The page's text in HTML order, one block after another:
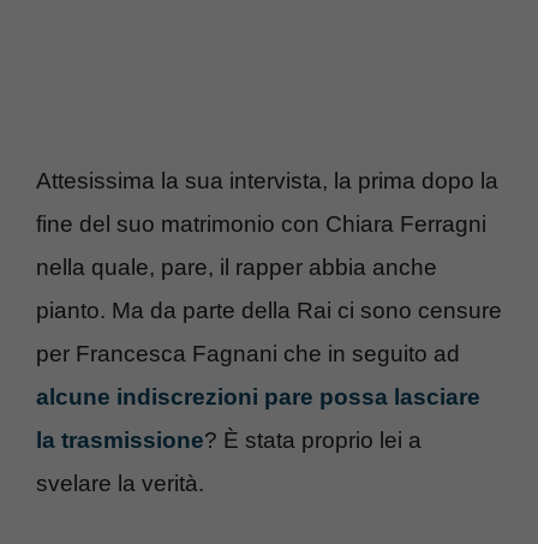
Attesissima la sua intervista, la prima dopo la
fine del suo matrimonio con Chiara Ferragni
nella quale, pare, il rapper abbia anche
pianto. Ma da parte della Rai ci sono censure
per Francesca Fagnani che in seguito ad
alcune indiscrezioni pare possa lasciare
la trasmissione? È stata proprio lei a
svelare la verità.